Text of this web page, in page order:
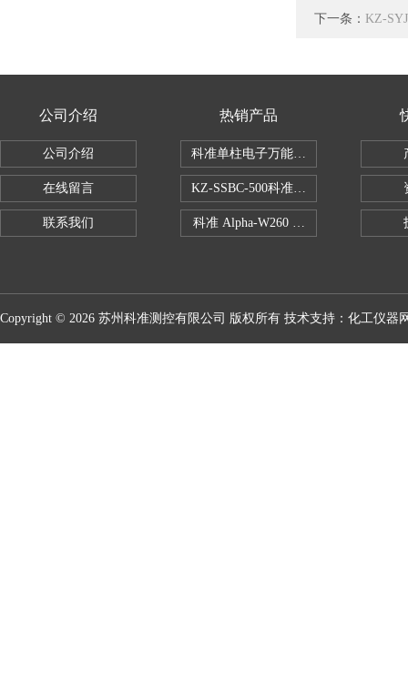
下一条： KZ-
公司介绍
公司介绍
在线留言
联系我们
热销产品
科准单柱电子万能拉力机KZ-SSBC-500
KZ-SSBC-500科准单柱电子万能试验
科准 Alpha-W260 半导体全自动推拉
Copyright © 2026 苏州科准测控有限公司 版权所有 技术支持： 化工仪器